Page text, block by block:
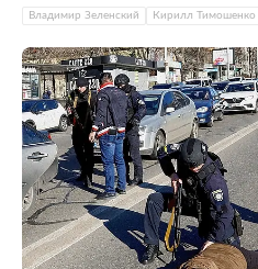
Владимир Зеленский Кирилл Тимошенко